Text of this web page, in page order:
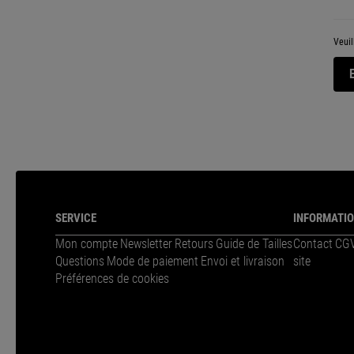
SERVICE
Mon compte Newsletter Retours Guide de Tailles
Questions Mode de paiement Envoi et livraison
Préférences de cookies
Contact
site